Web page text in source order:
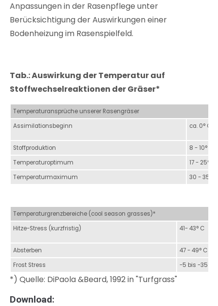
Anpassungen in der Rasenpflege unter
Berücksichtigung der Auswirkungen einer
Bodenheizung im Rasenspielfeld.
Tab.: Auswirkung der Temperatur auf
Stoffwechselreaktionen der Gräser*
Temperaturansprüche unserer Rasengräser
Assimilationsbeginn
ca. 0° C
Stoffproduktion
8 - 10° C
Temperaturoptimum
17 - 25° C
Temperaturmaximum
30 - 35° C
Temperaturgrenzbereiche (cool season grasses)*
Hitze-Stress (kurzfristig)
41- 43° C
Absterben
47 - 49° C
Frost Stress
-5 bis -35° C
*) Quelle: DiPaola &Beard, 1992 in "Turfgrass"
Download: